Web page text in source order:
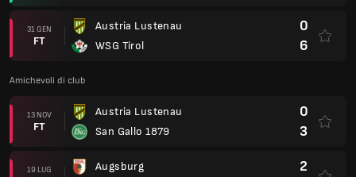
31 GEN
FT
Austria Lustenau
WSG Tirol
0
6
Amichevoli di club
13 NOV
FT
Austria Lustenau
San Gallo 1879
0
3
19 LUG
Augsburg
2